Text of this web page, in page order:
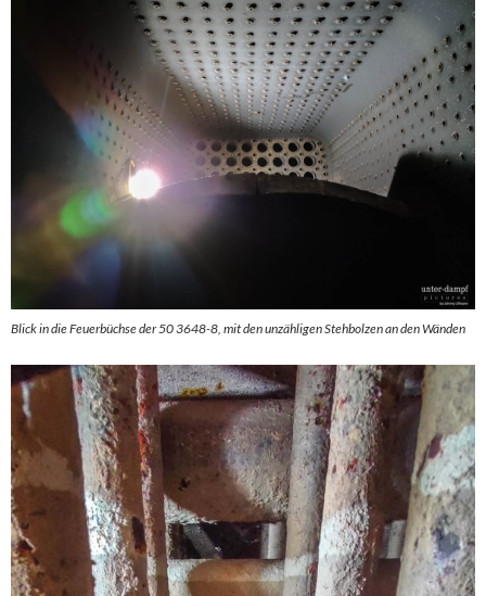
Blickin die Feuerbüchse der 50 3648-8, mit den unzähligen Stehbolzen an den Wänden